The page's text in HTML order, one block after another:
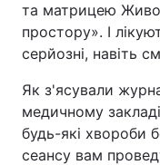
та матрицею
простору». І
серйозні, навіть
Як з'ясували
медичному
будь-які хвороби
сеансу вам